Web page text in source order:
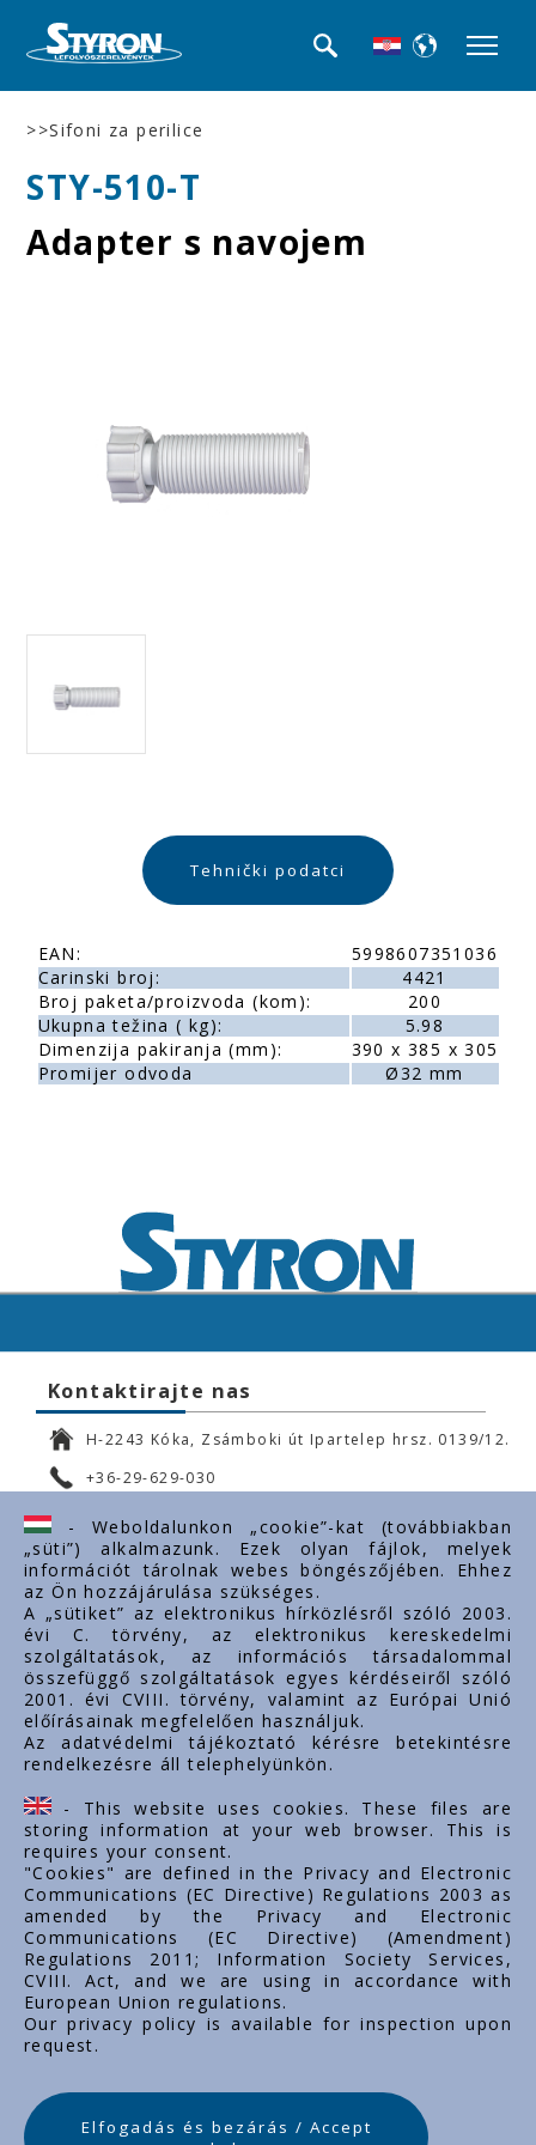
>>Sifoni za perilice
STY-510-T
Adapter s navojem
Tehnički podatci
EAN:
5998607351036
Carinski broj:
4421
Broj paketa/proizvoda (kom):
200
Ukupna težina ( kg):
5.98
Dimenzija pakiranja (mm):
390 x 385 x 305
Promijer odvoda
Ø32 mm
Kontaktirajte nas
H-2243 Kóka, Zsámboki út Ipartelep hrsz. 0139/12.
+36-29-629-030
ertekesites@styron.hu
export@styron.hu
www.styron.hu
Važni linkovi
O nama
Dokumenti
Kontakt
Karijera
- Weboldalunkon „cookie”-kat (továbbiakban
„süti”) alkalmazunk. Ezek olyan fájlok, melyek
információt tárolnak webes böngészőjében. Ehhez
az Ön hozzájárulása szükséges.
A „sütiket” az elektronikus hírközlésről szóló 2003.
évi C. törvény, az elektronikus kereskedelmi
szolgáltatások, az információs társadalommal
összefüggő szolgáltatások egyes kérdéseiről szóló
2001. évi CVIII. törvény, valamint az Európai Unió
előírásainak megfelelően használjuk.
Az adatvédelmi tájékoztató kérésre betekintésre
rendelkezésre áll telephelyünkön.
- This website uses cookies. These files are
storing information at your web browser. This is
requires your consent.
"Cookies" are defined in the Privacy and Electronic
Communications (EC Directive) Regulations 2003 as
amended by the Privacy and Electronic
Communications (EC Directive) (Amendment)
Regulations 2011; Information Society Services,
CVIII. Act, and we are using in accordance with
European Union regulations.
Our privacy policy is available for inspection upon
request.
Elfogadás és bezárás / Accept